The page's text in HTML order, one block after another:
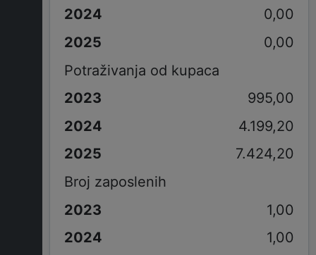
0,00
0,00
Potraživanja od kupaca
995,00
4.199,20
7.424,20
Broj zaposlenih
1,00
1,00